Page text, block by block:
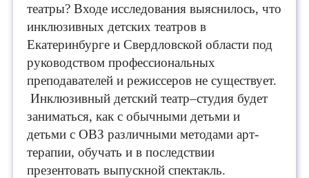
театры? Входе исследования выяснилось, что
инклюзивных детских театров в
Екатеринбурге и Свердловской области под
руководством профессиональных
преподавателей и режиссеров не существует.
Инклюзивный детский театр–студия будет
заниматься, как с обычными детьми и
детьми с ОВЗ различными методами арт-
терапии, обучать и в последствии
презентовать выпускной спектакль.